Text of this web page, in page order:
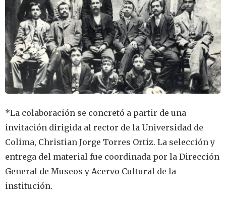
*La colaboración se concretó a partir de una
invitación dirigida al rector de la Universidad de
Colima, Christian Jorge Torres Ortiz. La selección y
entrega del material fue coordinada por la Dirección
General de Museos y Acervo Cultural de la
institución.